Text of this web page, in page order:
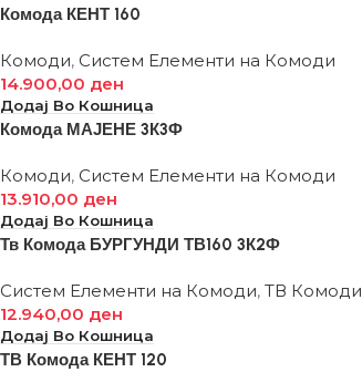
Комода КЕНТ 160
Комоди, Систем Елементи на Комоди
14.900,00 ден
Додај Во Кошница
Комода МАЈЕНЕ 3К3Ф
Комоди, Систем Елементи на Комоди
13.910,00 ден
Додај Во Кошница
Тв Комода БУРГУНДИ ТВ160 3К2Ф
Систем Елементи на Комоди, ТВ Комоди
12.940,00 ден
Додај Во Кошница
ТВ Комода КЕНТ 120